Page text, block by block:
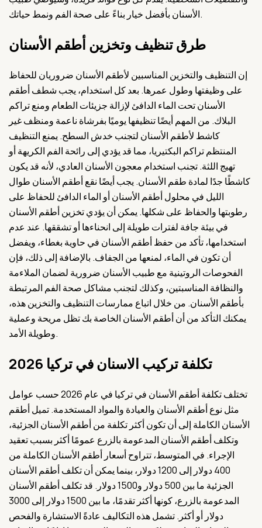
الأسنان بأفضل خيار بناءً على صحة الفم ونمط حياتك.
طرق تنظيف وتخزين أطقم الأسنان
إن التنظيف والتخزين المناسبين لأطقم الأسنان ضروريان للحفاظ
على وظيفتها وطول عمرها. بعد كل استخدام، يجب شطف أطقم
الأسنان تحت الماء الدافئ لإزالة جزيئات الطعام ومنع تراكم
البلاك. من المهم أيضًا تنظيفها يوميًا بفرشاة ناعمة ومنظف غير
كاشط لأطقم الأسنان لتجنب خدش السطح. يمنع التنظيف
المنتظم تراكم البكتيريا، مما قد يؤدي إلى رائحة الفم الكريهة أو
تهيج اللثة. تجنب استخدام معجون الأسنان العادي، لأنه قد يكون
كاشطًا جدًا لمادة طقم الأسنان. يجب أيضًا نقع أطقم الأسنان طوال
الليل في محلول أطقم الأسنان أو الماء الدافئ للحفاظ على
رطوبتها والحفاظ على شكلها. يمكن أن يؤدي تخزين أطقم الأسنان
في بيئة جافة لفترات طويلة إلى انحناءها أو تشققها. عند عدم
استخدامها، تأكد من حفظ أطقم الأسنان في حاوية بغطاء، ويفضل
أن تكون في الماء، لمنعها من الجفاف. بالإضافة إلى ذلك، فإن
الفحوصات الروتينية مع طبيب الأسنان ضرورية لضمان الملاءمة
والنظافة المناسبتين، وكذلك لتجنب مشاكل صحة الفم المرتبطة
بأطقم الأسنان. من خلال اتباع ممارسات التنظيف والتخزين هذه،
يمكنك التأكد من أن أطقم الأسنان الخاصة بك تظل مريحة وعملية
وطويلة الأمد.
تكلفة تركيب الاسنان في تركيا 2026
تختلف تكلفة أطقم الأسنان في تركيا في عام 2026 حسب عوامل
مثل نوع أطقم الأسنان والعيادة والمواد المستخدمة. تميل أطقم
الأسنان الكاملة إلى أن تكون أكثر تكلفة من أطقم الأسنان الجزئية،
وتكلف أطقم الأسنان المدعومة بالزرع عمومًا أكثر بسبب تعقيد
الإجراء. في المتوسط، تتراوح أسعار أطقم الأسنان الكاملة من
400 دولار إلى 1200 دولار، بينما يمكن أن تكلف أطقم الأسنان
الجزئية ما بين 500 دولار و1500 دولار. قد تكلف أطقم الأسنان
المدعومة بالزرع، كونها أكثر تقدمًا، ما بين 1500 دولار إلى 3000
دولار أو أكثر. تشمل هذه التكاليف عادةً الاستشارة والفحص